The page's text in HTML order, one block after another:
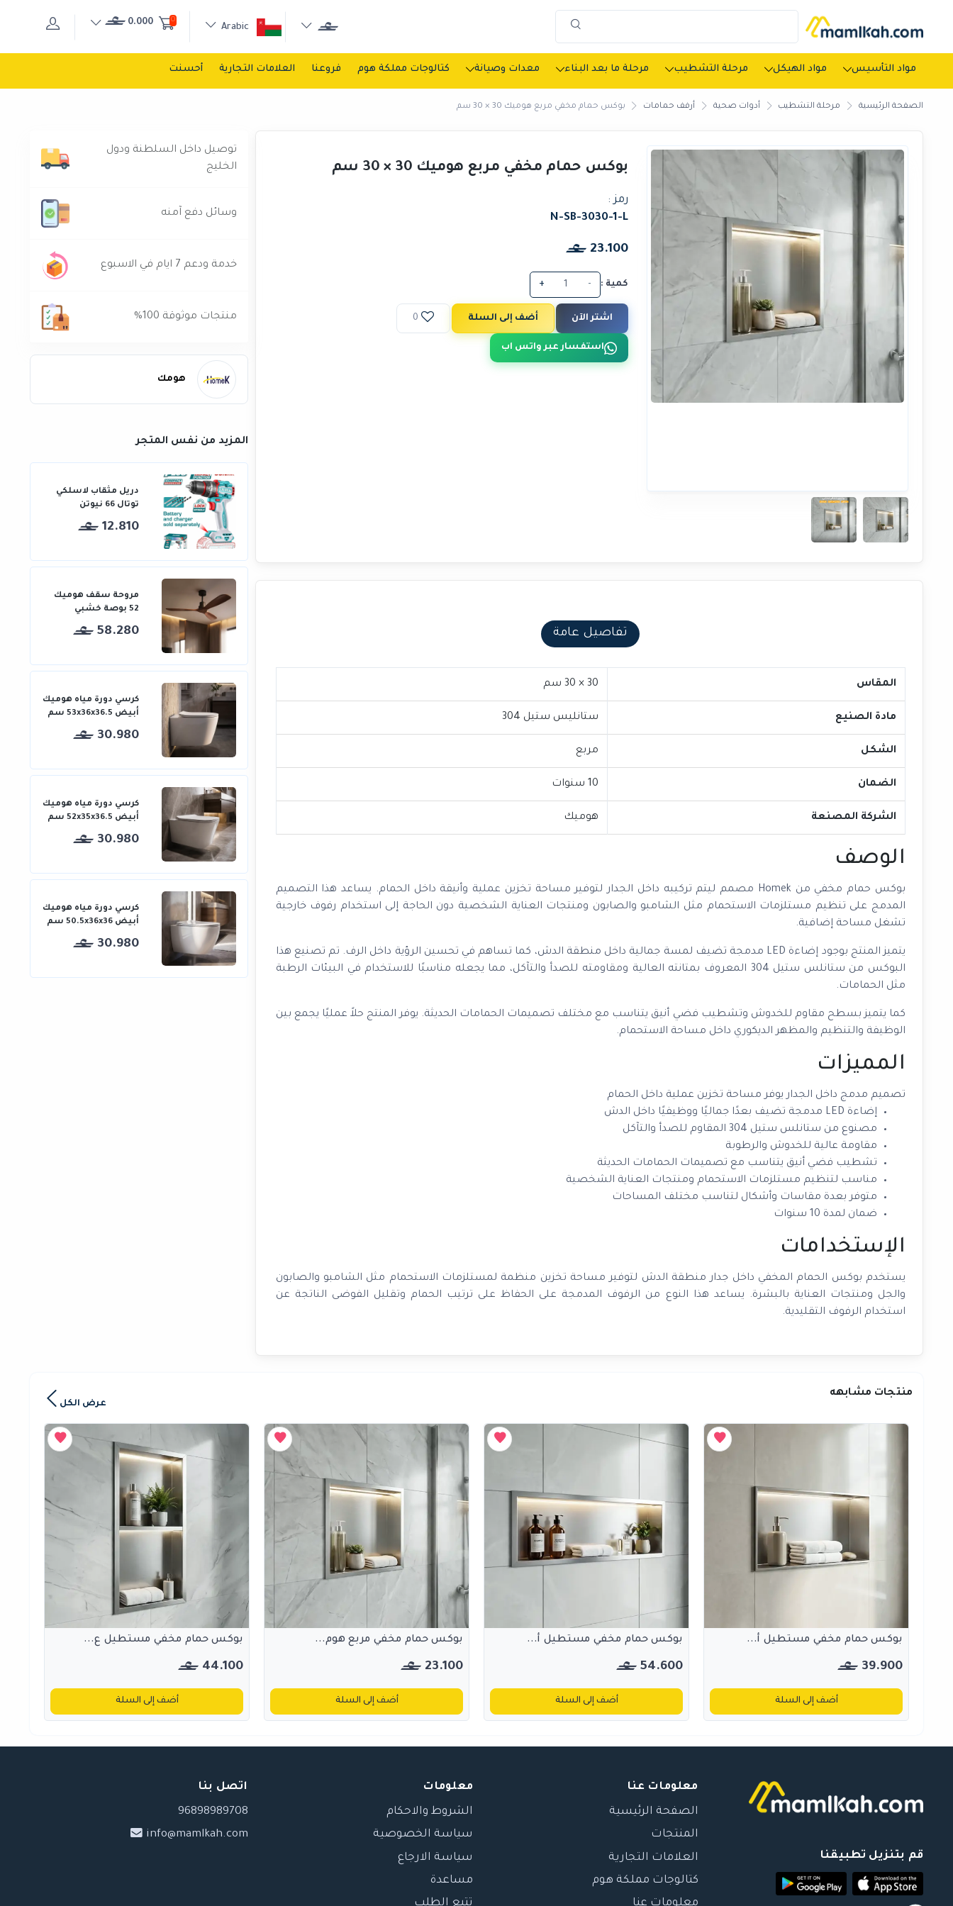
0
0.000
مواد التأسيس مواد الهيكل مرحلة التشطيب مرحلة ما بعد البناء معدات وصيانة كتالوجات مملكة هوم فروعنا العلامات التجارية أحسنت
الصفحة الرئيسية مرحلة التشطيب أدوات صحية أرفف حمامات بوكس حمام مخفي مربع هوميك 30 × 30 سم
بوكس حمام مخفي مربع هوميك 30 × 30 سم
رمز :
N-SB-3030-1-L
23.100
كمية : -
+
اشتر الآن أضف إلى السلة 0
استفسار عبر واتس اب
تفاصيل عامة
المقاس 30 × 30 سم
مادة الصنيع ستانليس ستيل 304
الشكل مربع
الضمان 10 سنوات
الشركة المصنعة هوميك
الوصف
بوكس حمام مخفي من Homek مصمم ليتم تركيبه داخل الجدار لتوفير مساحة تخزين عملية وأنيقة داخل الحمام. يساعد هذا التصميم
المدمج على تنظيم مستلزمات الاستحمام مثل الشامبو والصابون ومنتجات العناية الشخصية دون الحاجة إلى استخدام رفوف خارجية
تشغل مساحة إضافية.
يتميز المنتج بوجود إضاءة LED مدمجة تضيف لمسة جمالية داخل منطقة الدش، كما تساهم في تحسين الرؤية داخل الرف. تم تصنيع هذا
البوكس من ستانلس ستيل 304 المعروف بمتانته العالية ومقاومته للصدأ والتآكل، مما يجعله مناسبًا للاستخدام في البيئات الرطبة
مثل الحمامات.
كما يتميز بسطح مقاوم للخدوش وتشطيب فضي أنيق يتناسب مع مختلف تصميمات الحمامات الحديثة. يوفر المنتج حلاً عمليًا يجمع بين
الوظيفة والتنظيم والمظهر الديكوري داخل مساحة الاستحمام.
المميزات
تصميم مدمج داخل الجدار يوفر مساحة تخزين عملية داخل الحمام
إضاءة LED مدمجة تضيف بعدًا جماليًا ووظيفيًا داخل الدش
مصنوع من ستانلس ستيل 304 المقاوم للصدأ والتآكل
مقاومة عالية للخدوش والرطوبة
تشطيب فضي أنيق يتناسب مع تصميمات الحمامات الحديثة
مناسب لتنظيم مستلزمات الاستحمام ومنتجات العناية الشخصية
متوفر بعدة مقاسات وأشكال لتناسب مختلف المساحات
ضمان لمدة 10 سنوات
الإستخدامات
يستخدم بوكس الحمام المخفي داخل جدار منطقة الدش لتوفير مساحة تخزين منظمة لمستلزمات الاستحمام مثل الشامبو والصابون
والجل ومنتجات العناية بالبشرة. يساعد هذا النوع من الرفوف المدمجة على الحفاظ على ترتيب الحمام وتقليل الفوضى الناتجة عن
استخدام الرفوف التقليدية.
توصيل داخل السلطنة ودول
الخليج
وسائل دفع آمنه
خدمة ودعم 7 ايام في الاسبوع
منتجات موثوقة 100%
هومك
المزيد من نفس المتجر
دريل مثقاب لاسلكي
توتال 66 نيوتن
12.810
مروحة سقف هوميك
52 بوصة خشبي
58.280
كرسي دورة مياه هوميك
أبيض 53x36x36.5 سم
30.980
كرسي دورة مياه هوميك
أبيض 52x35x36.5 سم
30.980
كرسي دورة مياه هوميك
أبيض 50.5x36x36 سم
30.980
منتجات مشابهه
عرض الكل
بوكس حمام مخفي مستطيل أ...
39.900
أضف إلى السلة
بوكس حمام مخفي مستطيل أ...
54.600
أضف إلى السلة
بوكس حمام مخفي مربع هوم...
23.100
أضف إلى السلة
بوكس حمام مخفي مستطيل ع...
44.100
أضف إلى السلة
قم بتنزيل تطبيقنا
معلومات عنا
الصفحة الرئيسية
المنتجات
العلامات التجارية
كتالوجات مملكة هوم
معلومات
الشروط والاحكام
سياسة الخصوصية
سياسة الارجاع
مساعدة
اتصل بنا
96898989708
info@mamlkah.com